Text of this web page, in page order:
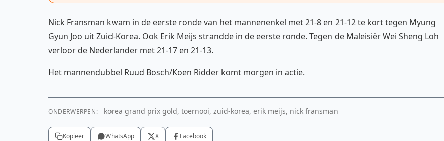
Nick Fransman kwam in de eerste ronde van het mannenenkel met 21-8 en 21-12 te kort tegen Myung
Gyun Joo uit Zuid-Korea. Ook Erik Meijs strandde in de eerste ronde. Tegen de Maleisiër Wei Sheng Loh
verloor de Nederlander met 21-17 en 21-13.
Het mannendubbel Ruud Bosch/Koen Ridder komt morgen in actie.
ONDERWERPEN: korea grand prix gold, toernooi, zuid-korea, erik meijs, nick fransman
Kopieer WhatsApp X Facebook